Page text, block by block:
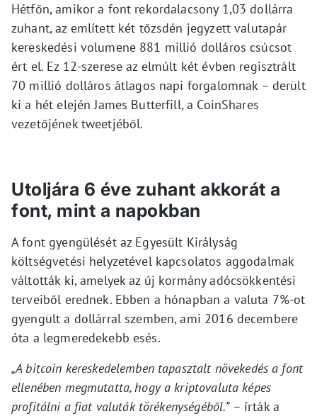
Hétfőn, amikor a font rekordalacsony 1,03 dollárra
zuhant, az említett két tőzsdén jegyzett valutapár
kereskedési volumene 881 millió dolláros csúcsot
ért el. Ez 12-szerese az elmúlt két évben regisztrált
70 millió dolláros átlagos napi forgalomnak – derült
ki a hét elején James Butterfill, a CoinShares
vezetőjének tweetjéből.
Utoljára 6 éve zuhant akkorát a
font, mint a napokban
A font gyengülését az Egyesült Királyság
költségvetési helyzetével kapcsolatos aggodalmak
váltották ki, amelyek az új kormány adócsökkentési
terveiből erednek. Ebben a hónapban a valuta 7%-ot
gyengült a dollárral szemben, ami 2016 decembere
óta a legmeredekebb esés.
„A bitcoin kereskedelemben tapasztalt növekedés a font
ellenében megmutatta, hogy a kriptovaluta képes
profitálni a fiat valuták törékenységéből.”– írták a